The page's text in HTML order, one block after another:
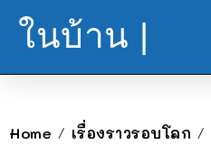
ในบ้าน |
Home / เรื่องราวรอบโลก /